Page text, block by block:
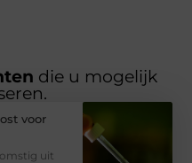
die u mogelijk
voor
uit